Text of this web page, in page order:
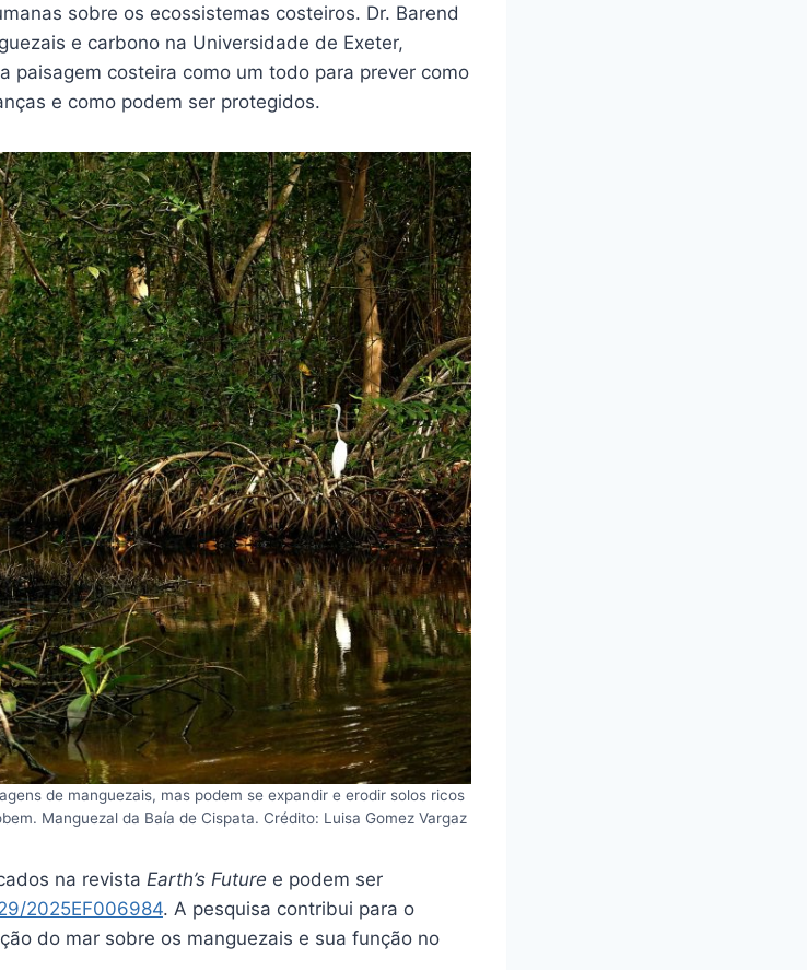
sobre os ecossistemas costeiros. Dr. Barend
e carbono na Universidade de Exeter,
paisagem costeira como um todo para prever como
e como podem ser protegidos.
de manguezais, mas podem se expandir e erodir solos ricos
Manguezal da Baía de Cispata. Crédito: Luisa Gomez Vargaz
na revista Earth’s Future e podem ser
2025EF006984. A pesquisa contribui para o
do mar sobre os manguezais e sua função no